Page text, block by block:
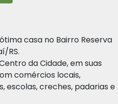
casa no Bairro Reserva
RS.
da Cidade, em suas
comércios locais,
escolas, creches, padarias e